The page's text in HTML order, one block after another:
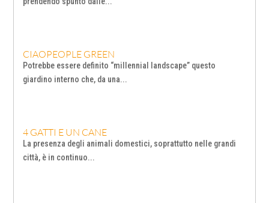
CIAOPEOPLE GREEN
Potrebbe essere definito “millennial landscape” questo
giardino interno che, da una...
4 GATTI E UN CANE
La presenza degli animali domestici, soprattutto nelle grandi
città, è in continuo...